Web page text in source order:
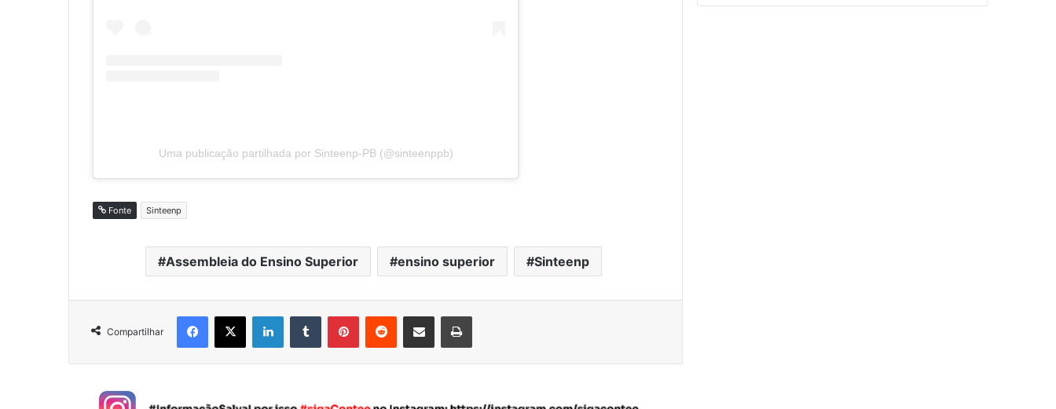
Uma publicação partilhada por Sinteenp-PB (@sinteenppb)
Fonte Sinteenp
Assembleia do Ensino Superior ensino superior Sinteenp
Compartilhar